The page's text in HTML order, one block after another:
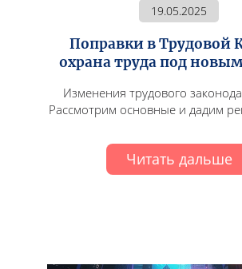
19.05.2025
Поправки в Трудовой
охрана труда под
Изменения трудового
Рассмотрим основные и дадим
Читать дальше